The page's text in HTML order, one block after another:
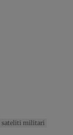
sateliti militari